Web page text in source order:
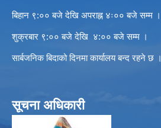
बिहान ९:०० बजे देखि अपराह्न ४ः०० बजे सम्म ।
शुक्रबार ९:०० बजे देखि ४:०० बजे सम्म ।
सार्बजनिक बिदाको दिनमा कार्यालय बन्द रहने छ ।
सूचना अधिकारी